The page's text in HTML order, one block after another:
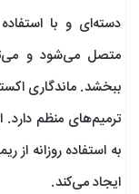
دسته‌ای و با
متصل می‌شود و
ترمیم‌های منظم
به استفاده روزانه
ایجاد می‌کند.